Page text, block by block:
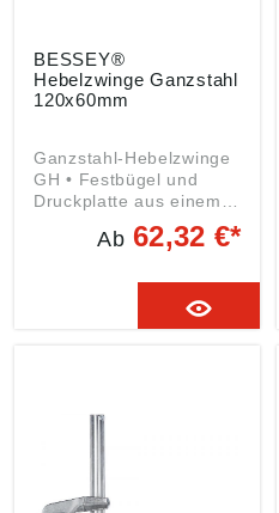
BESSEY®
Hebelzwinge Ganzstahl
120x60mm
Ganzstahl-Hebelzwinge
GH • Festbügel und
Druckplatte aus einem
Stück gefertigt •
Gezahnter Gleitbügel •
Schienenprofil für
Spannkraftaufbau •
kunststoffummantelt, mit
Beweglich gelagerte
Druckplatte • Zum
Ab62,32 €*